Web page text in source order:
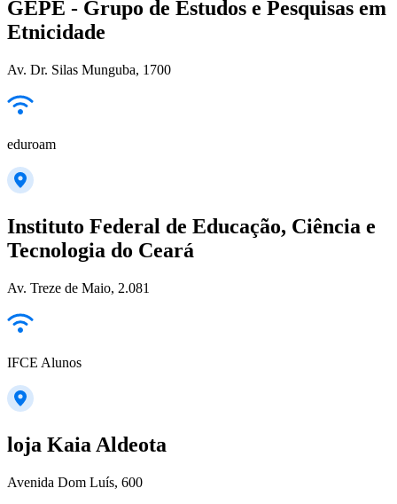
GEPE - Grupo de Estudos e Pesquisas em
Etnicidade
Av. Dr. Silas Munguba, 1700
eduroam
Instituto Federal de Educação, Ciência e
Tecnologia do Ceará
Av. Treze de Maio, 2.081
IFCE Alunos
loja Kaia Aldeota
Avenida Dom Luís, 600